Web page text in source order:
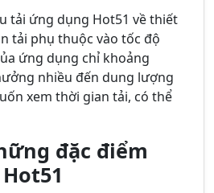
tải ứng dụng Hot51 về thiết
tải phụ thuộc vào tốc độ
ứng dụng chỉ khoảng
nhiều đến dung lượng
xem thời gian tải, có thể
đặc điểm